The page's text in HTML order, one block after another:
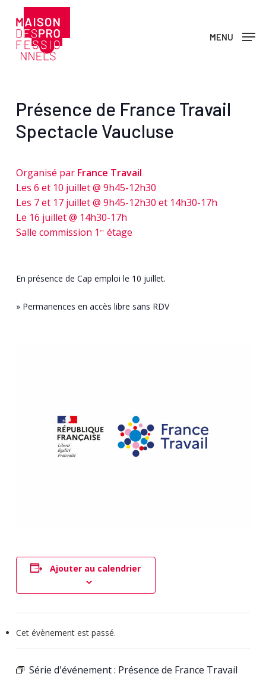
main
content
MENU
Présence de France Travail
Spectacle Vaucluse
Organisé par France Travail
Les 6 et 10 juillet @ 9h45-12h30
Les 7 et 17 juillet @ 9h45-12h30 et 14h30-17h
Le 16 juillet @ 14h30-17h
Salle commission 1 erétage
En présence de Cap emploi le 10 juillet.
» Permanences en accès libre sans RDV
Ajouter au calendrier
Cet évènement est passé.
Série d'événement : Présence de France Travail